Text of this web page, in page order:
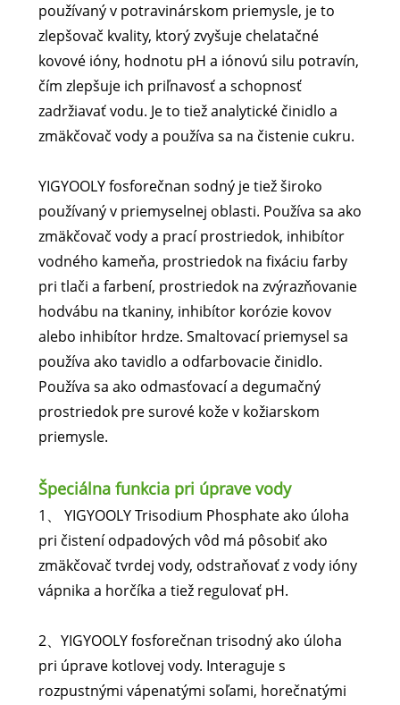
používaný v potravinárskom priemysle, je to
zlepšovač kvality, ktorý zvyšuje chelatačné
kovové ióny, hodnotu pH a iónovú silu potravín,
čím zlepšuje ich priľnavosť a schopnosť
zadržiavať vodu. Je to tiež analytické činidlo a
zmäkčovač vody a používa sa na čistenie cukru.
YIGYOOLY fosforečnan sodný je tiež široko
používaný v priemyselnej oblasti. Používa sa ako
zmäkčovač vody a prací prostriedok, inhibítor
vodného kameňa, prostriedok na fixáciu farby
pri tlači a farbení, prostriedok na zvýrazňovanie
hodvábu na tkaniny, inhibítor korózie kovov
alebo inhibítor hrdze. Smaltovací priemysel sa
používa ako tavidlo a odfarbovacie činidlo.
Používa sa ako odmasťovací a degumačný
prostriedok pre surové kože v kožiarskom
priemysle.
Špeciálna funkcia pri úprave vody
1、 YIGYOOLY Trisodium Phosphate ako úloha
pri čistení odpadových vôd má pôsobiť ako
zmäkčovač tvrdej vody, odstraňovať z vody ióny
vápnika a horčíka a tiež regulovať pH.
2、YIGYOOLY fosforečnan trisodný ako úloha
pri úprave kotlovej vody. Interaguje s
rozpustnými vápenatými soľami, horečnatými